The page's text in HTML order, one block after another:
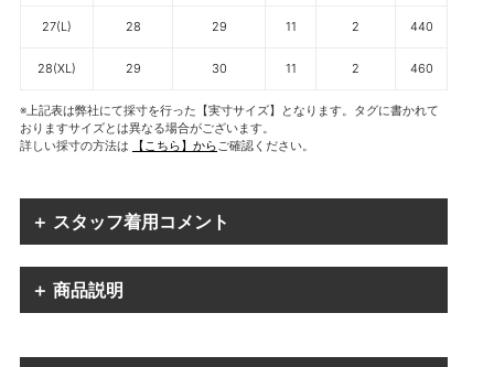
27(L) 28 29 11 2 440
28(XL) 29 30 11 2 460
※上記表は弊社にて採寸を行った【実寸サイズ】となります。タグに書かれて
おりますサイズとは異なる場合がございます。
詳しい採寸の方法は
【こちら】からご確認ください。
＋ スタッフ着用コメント
＋ 商品説明